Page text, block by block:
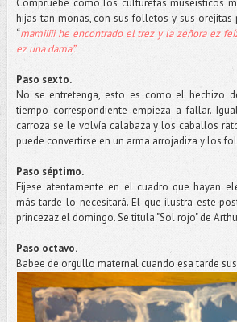
Compruebe como los culturetas museísticos
hijas tan monas, con sus folletos y sus orejitas
“mamiiiii he encontrado el trez y la zeñora ez
ez una dama”.
Paso sexto.
No se entretenga, esto es como el hechizo
tiempo correspondiente empieza a fallar.
carroza se le volvía calabaza y los caballos
puede convertirse en un arma arrojadiza y los
Paso séptimo.
Fíjese atentamente en el cuadro que hayan
más tarde lo necesitará. El que ilustra este
princezaz el domingo. Se titula "Sol rojo" de
Paso octavo.
Babee de orgullo maternal cuando esa tarde